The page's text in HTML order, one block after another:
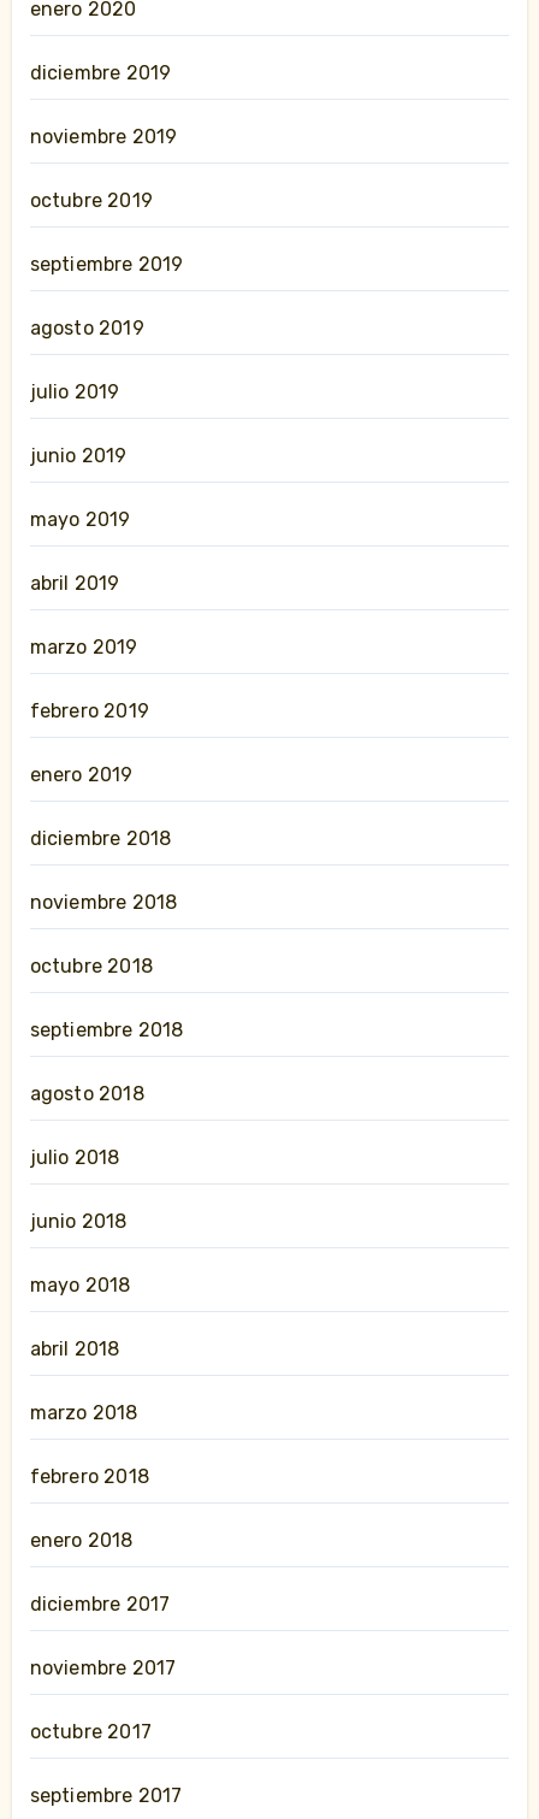
enero 2020
diciembre 2019
noviembre 2019
octubre 2019
septiembre 2019
agosto 2019
julio 2019
junio 2019
mayo 2019
abril 2019
marzo 2019
febrero 2019
enero 2019
diciembre 2018
noviembre 2018
octubre 2018
septiembre 2018
agosto 2018
julio 2018
junio 2018
mayo 2018
abril 2018
marzo 2018
febrero 2018
enero 2018
diciembre 2017
noviembre 2017
octubre 2017
septiembre 2017